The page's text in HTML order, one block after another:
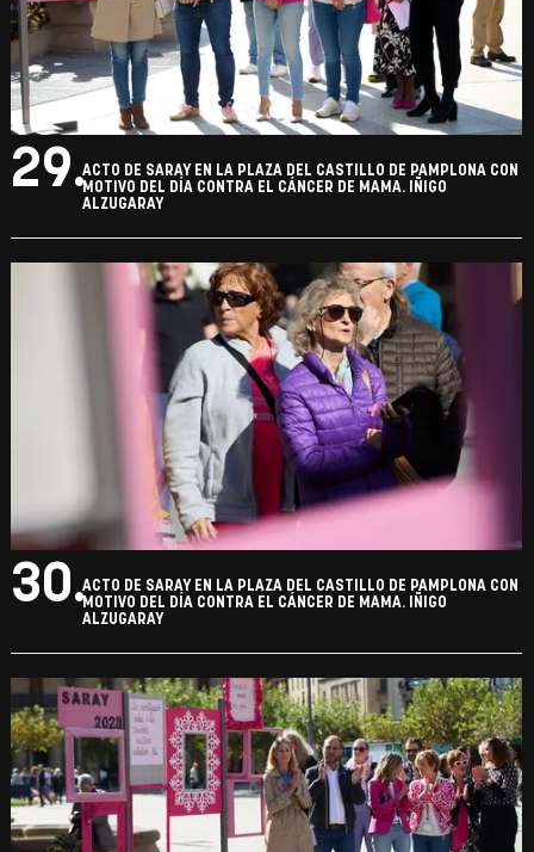
29.ACTO DE SARAY EN LA PLAZA DEL CASTILLO DE PAMPLONA CON
MOTIVO DEL DÍA CONTRA EL CÁNCER DE MAMA. IÑIGO
ALZUGARAY
30.ACTO DE SARAY EN LA PLAZA DEL CASTILLO DE PAMPLONA CON
MOTIVO DEL DÍA CONTRA EL CÁNCER DE MAMA. IÑIGO
ALZUGARAY